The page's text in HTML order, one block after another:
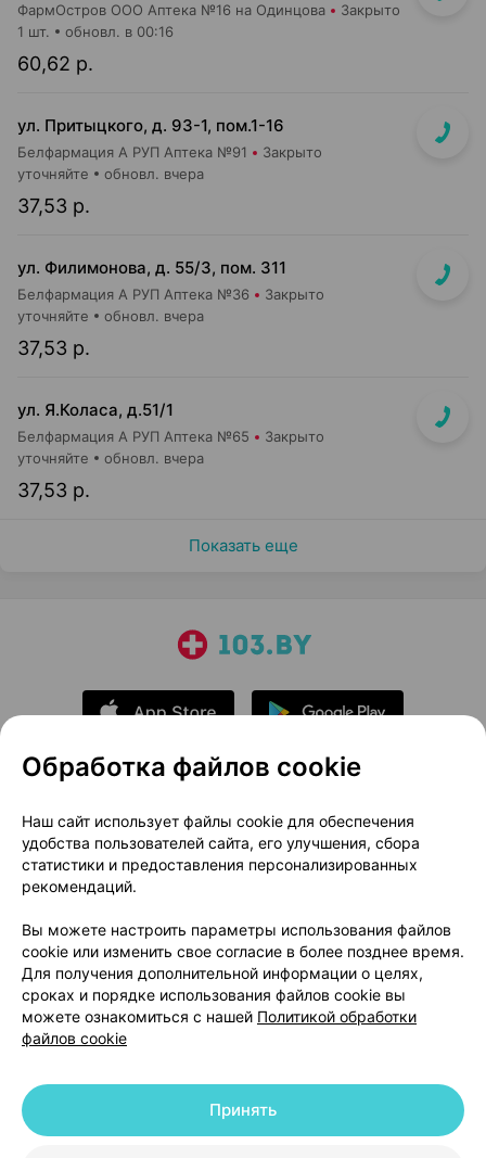
ФармОстров ООО Аптека №16 на Одинцова Закрыто
60,62 р.
1 шт. обновл. в 00:16
ул. Притыцкого, д. 93-1, пом.1-16
Белфармация А РУП Аптека №91 Закрыто
37,53 р.
уточняйте обновл. вчера
ул. Филимонова, д. 55/3, пом. 311
Белфармация А РУП Аптека №36 Закрыто
37,53 р.
уточняйте обновл. вчера
ул. Я.Коласа, д.51/1
Белфармация А РУП Аптека №65 Закрыто
37,53 р.
уточняйте обновл. вчера
Показать еще
О проекте
Новости проекта
Размещение рекламы
Медицинский маркетинг
Публичный договор
Доставка
Способы оплаты
Вакансии
Партнеры
Написать руководителю 103.by
Написать в поддержку
Персональные настройки Cookie
© 2026 ООО «Артокс Лаб», УНП 191700409 | 220012, Республика Беларусь,
Обработка файлов cookie
Наш сайт использует файлы cookie для обеспечения
удобства пользователей сайта, его улучшения, сбора
статистики и предоставления персонализированных
рекомендаций.
Вы можете настроить параметры использования файлов
cookie или изменить свое согласие в более позднее время.
Для получения дополнительной информации о целях,
сроках и порядке использования файлов cookie вы
можете ознакомиться с нашей Политикой обработки
файлов cookie
Принять